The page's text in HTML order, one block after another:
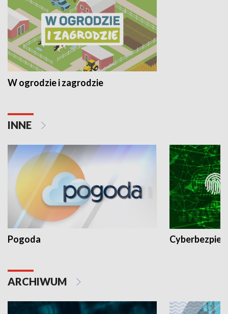
W ogrodzie i zagrodzie
INNE
Pogoda
ARCHIWUM